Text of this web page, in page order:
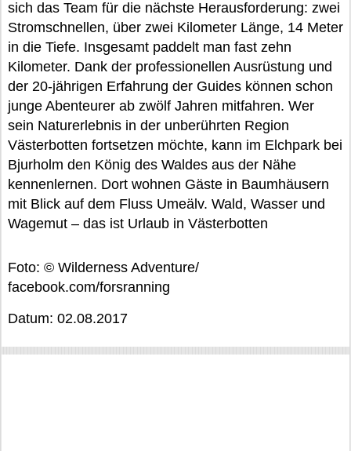
sich das Team für die nächste Herausforderung: zwei
Stromschnellen, über zwei Kilometer Länge, 14 Meter
in die Tiefe. Insgesamt paddelt man fast zehn
Kilometer. Dank der professionellen Ausrüstung und
der 20-jährigen Erfahrung der Guides können schon
junge Abenteurer ab zwölf Jahren mitfahren. Wer
sein Naturerlebnis in der unberührten Region
Västerbotten fortsetzen möchte, kann im Elchpark bei
Bjurholm den König des Waldes aus der Nähe
kennenlernen. Dort wohnen Gäste in Baumhäusern
mit Blick auf dem Fluss Umeälv. Wald, Wasser und
Wagemut – das ist Urlaub in Västerbotten
Foto: © Wilderness Adventure/
facebook.com/forsranning
Datum: 02.08.2017